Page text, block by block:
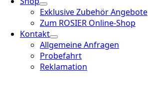
Exklusive Zubehör Angebote
Zum ROSIER Online-Shop
Kontakt
Allgemeine Anfragen
Probefahrt
Reklamation